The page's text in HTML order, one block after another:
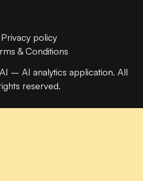
Privacy policy
– AI analytics application. All
reserved.
& Conditions